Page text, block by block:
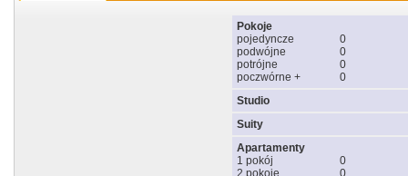
Pokoje
pojedyncze
0
podwójne
0
potrójne
0
poczwórne +
0
Studio
Suity
Apartamenty
1 pokój
0
2 pokoje
0